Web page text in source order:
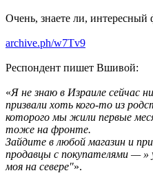
Очень, знаете ли, интересный
archive.ph/w7Tv9
Респондент пишет Вшивой:
«Я не знаю в Израиле сейчас
призвали хоть кого-то из
которого мы жили первые
тоже на фронте.
Зайдите в любой магазин и
продавцы с покупателями —
моя на севере"».